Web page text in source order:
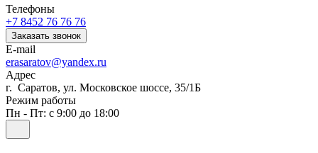
Телефоны
+7 8452 76 76 76
Заказать звонок
E-mail
erasaratov@yandex.ru
Адрес
г. Саратов, ул. Московское шоссе, 35/1Б
Режим работы
Пн - Пт: с 9:00 до 18:00